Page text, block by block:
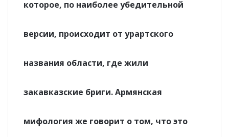
которое, по наиболее убедительной
версии, происходит от урартского
названия области, где жили
закавказские бриги. Армянская
мифология же говорит о том, что это